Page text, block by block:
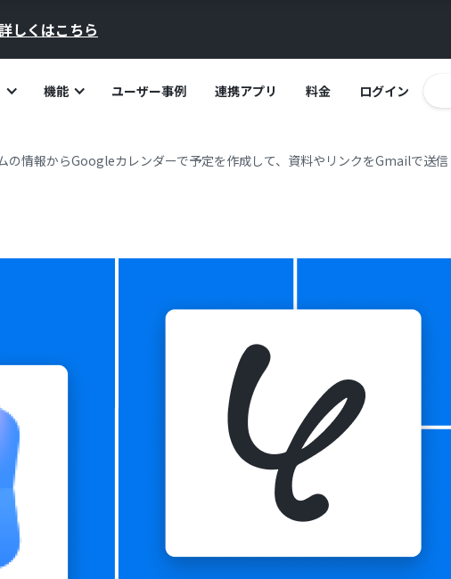
しくはこちら
機能 ユーザー事例 連携アプリ 料金 ログイン
の情報からGoogleカレンダーで予定を作成して、資料やリンクをGmailで送信